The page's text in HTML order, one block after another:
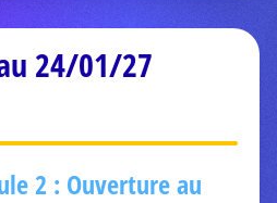
24/01/27
2 : Ouverture au